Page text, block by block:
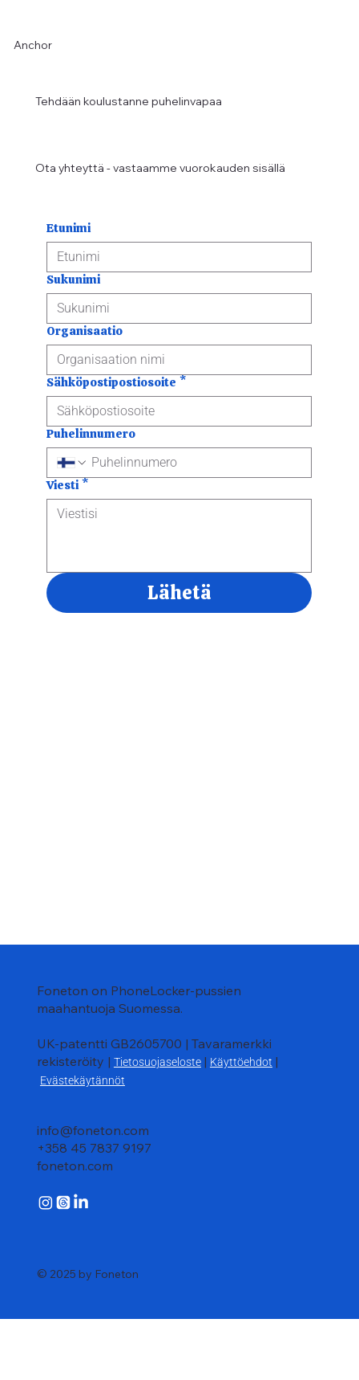
Anchor
Tehdään koulustanne puhelinvapaa
Ota yhteyttä - vastaamme vuorokauden sisällä
Etunimi
Sukunimi
Organisaatio
Sähköpostipostiosoite *
Puhelinnumero
Viesti *
Lähetä
Foneton on PhoneLocker-pussien
maahantuoja Suomessa.
UK-patentti GB2605700 | Tavaramerkki
rekisteröity | Tietosuojaseloste | Käyttöehdot |
Evästekäytännöt
info@foneton.com
+358 45 7837 9197
foneton.com
© 2025 by Foneton